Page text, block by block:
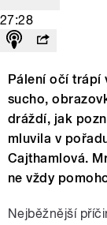
27:28
Pálení očí trápí
sucho,
dráždí, jak
mluvila v
Cajthamlová.
ne vždy
Nejběžnější